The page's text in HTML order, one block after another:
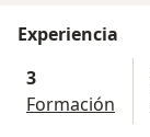
Experiencia
3
Formación